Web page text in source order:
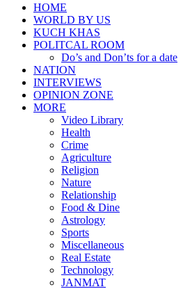
HOME
WORLD BY US
KUCH KHAS
POLITCAL ROOM
Do’s and Don’ts for a date
NATION
INTERVIEWS
OPINION ZONE
MORE
Video Library
Health
Crime
Agriculture
Religion
Nature
Relationship
Food & Dine
Astrology
Sports
Miscellaneous
Real Estate
Technology
JANMAT